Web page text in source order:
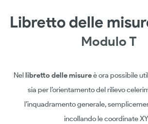
Libretto delle
Modulo T
Nellibretto delle misureè ora possibile
sia per l’orientamento del rilievo
l’inquadramento generale,
incollando le coordinate